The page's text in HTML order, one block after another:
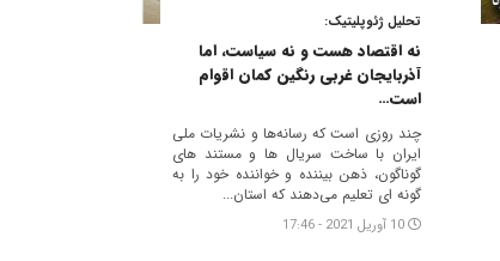
تحلیل ژئوپلیتیک:
نه اقتصاد هست و نه سیاست، اما
آذربایجان غربی رنگین کمان اقوام
است…
چند روزی است که رسانه‌ها و نشریات ملی
ایران با ساخت سریال ها و مستند های
گوناگون، ذهن بیننده و خواننده خود را به
گونه ای تعلیم می‌دهند که استان...
10 آوریل 2021 - 17:46